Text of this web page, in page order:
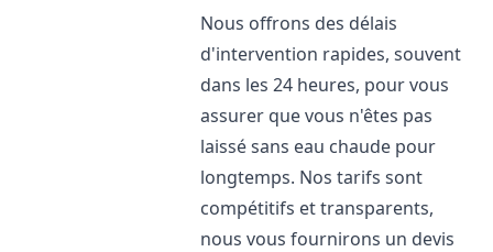
Nous offrons des délais
d'intervention rapides, souvent
dans les 24 heures, pour vous
assurer que vous n'êtes pas
laissé sans eau chaude pour
longtemps. Nos tarifs sont
compétitifs et transparents,
nous vous fournirons un devis